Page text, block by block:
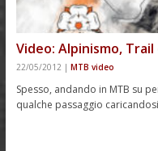
Video: Alpinismo, Trail
22/05/2012 | MTB video
Spesso, andando in MTB su
qualche passaggio